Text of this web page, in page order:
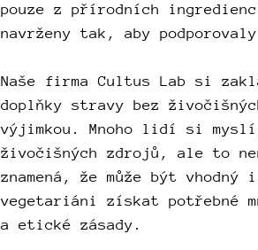
pouze z přírodních
navrženy tak, aby
Naše firma Cultus Lab si
doplňky stravy bez
výjimkou. Mnoho lidí si
živočišných zdrojů, ale to
znamená, že může být
vegetariáni získat potřebné
a etické zásady.